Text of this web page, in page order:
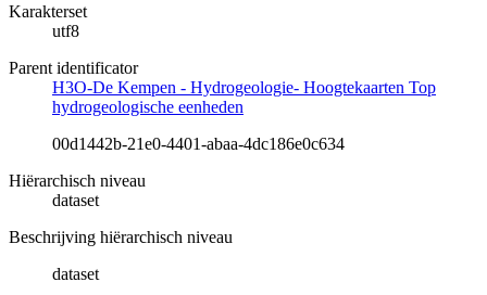
Karakterset
utf8
Parent identificator
H3O-De Kempen - Hydrogeologie- Hoogtekaarten Top
hydrogeologische eenheden
00d1442b-21e0-4401-abaa-4dc186e0c634
Hiërarchisch niveau
dataset
Beschrijving hiërarchisch niveau
dataset